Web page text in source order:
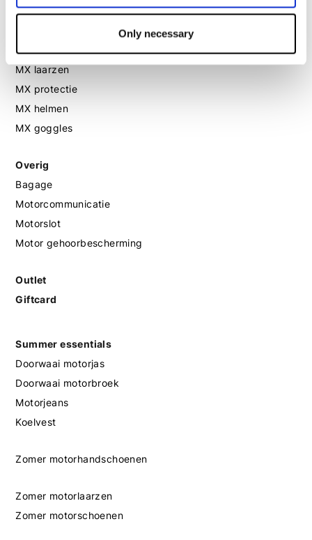
Only necessary
Motorschoenen dames
MX
MX laarzen
MX protectie
MX helmen
MX goggles
Overig
Bagage
Motorcommunicatie
Motorslot
Motor gehoorbescherming
Outlet
Giftcard
Summer essentials
Doorwaai motorjas
Doorwaai motorbroek
Motorjeans
Koelvest
Zomer motorhandschoenen
Zomer motorlaarzen
Zomer motorschoenen